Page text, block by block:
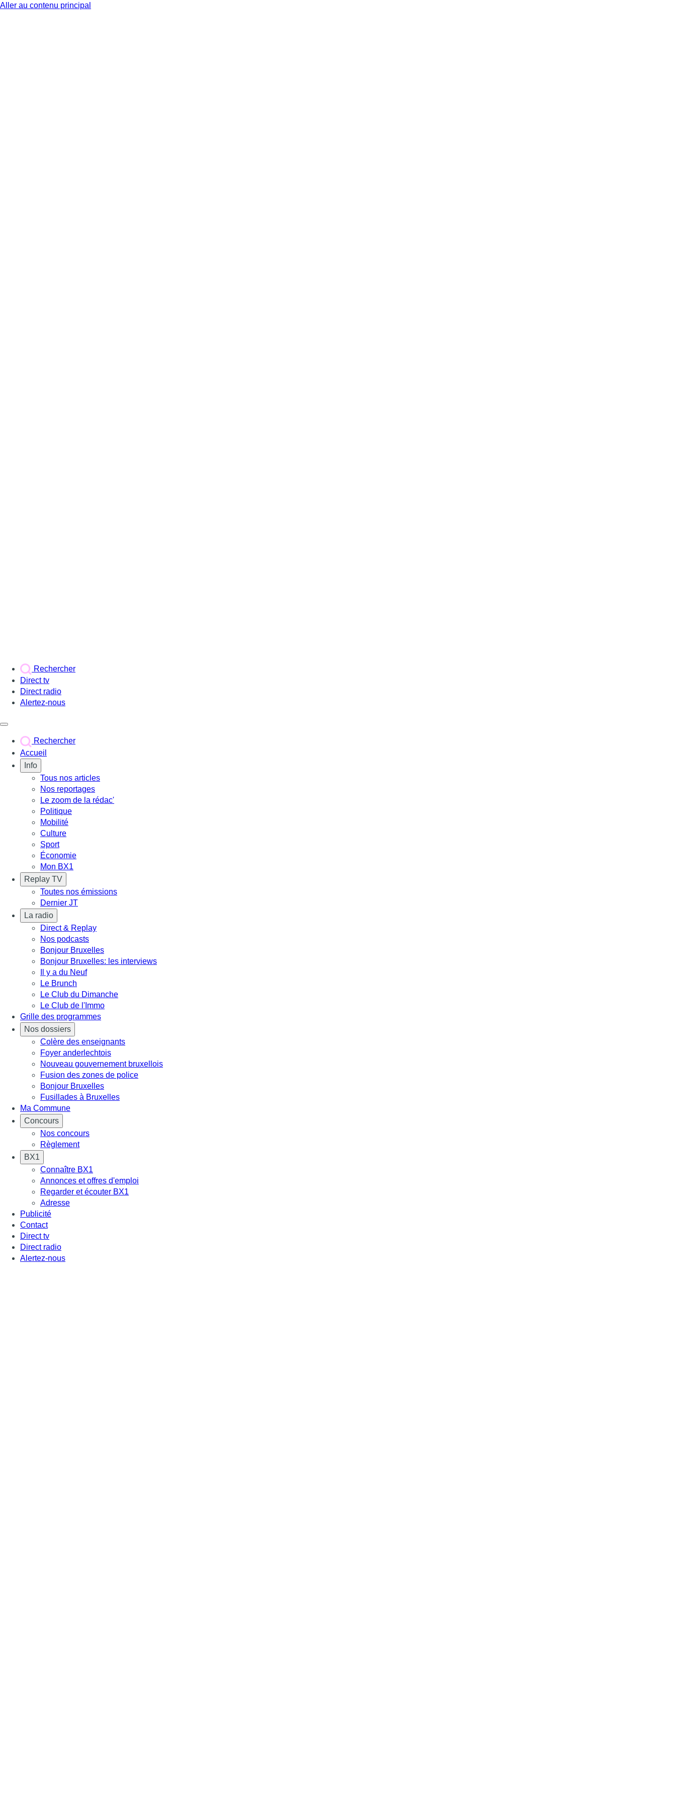
Aller au contenu principal
Rechercher
Direct tv
Direct radio
Alertez-nous
Rechercher
Accueil
Info
Tous nos articles
Nos reportages
Le zoom de la rédac'
Politique
Mobilité
Culture
Sport
Économie
Mon BX1
Replay TV
Toutes nos émissions
Dernier JT
La radio
Direct & Replay
Nos podcasts
Bonjour Bruxelles
Bonjour Bruxelles: les interviews
Il y a du Neuf
Le Brunch
Le Club du Dimanche
Le Club de l'Immo
Grille des programmes
Nos dossiers
Colère des enseignants
Foyer anderlechtois
Nouveau gouvernement bruxellois
Fusion des zones de police
Bonjour Bruxelles
Fusillades à Bruxelles
Ma Commune
Concours
Nos concours
Règlement
BX1
Connaître BX1
Annonces et offres d'emploi
Regarder et écouter BX1
Adresse
Publicité
Contact
Direct tv
Direct radio
Alertez-nous